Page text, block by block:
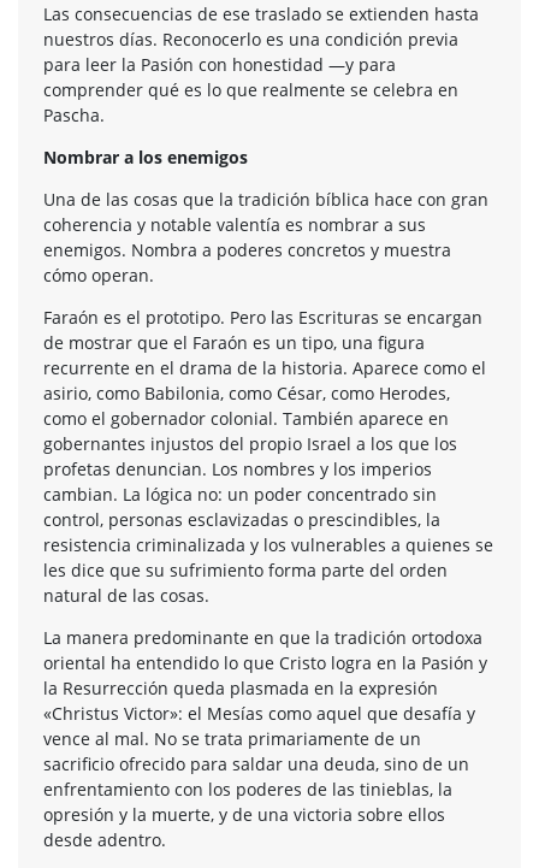
Las consecuencias de ese traslado se extienden hasta
nuestros días. Reconocerlo es una condición previa
para leer la Pasión con honestidad —y para
comprender qué es lo que realmente se celebra en
Pascha.
Nombrar a los enemigos
Una de las cosas que la tradición bíblica hace con gran
coherencia y notable valentía es nombrar a sus
enemigos. Nombra a poderes concretos y muestra
cómo operan.
Faraón es el prototipo. Pero las Escrituras se encargan
de mostrar que el Faraón es un tipo, una figura
recurrente en el drama de la historia. Aparece como el
asirio, como Babilonia, como César, como Herodes,
como el gobernador colonial. También aparece en
gobernantes injustos del propio Israel a los que los
profetas denuncian. Los nombres y los imperios
cambian. La lógica no: un poder concentrado sin
control, personas esclavizadas o prescindibles, la
resistencia criminalizada y los vulnerables a quienes se
les dice que su sufrimiento forma parte del orden
natural de las cosas.
La manera predominante en que la tradición ortodoxa
oriental ha entendido lo que Cristo logra en la Pasión y
la Resurrección queda plasmada en la expresión
«Christus Victor»: el Mesías como aquel que desafía y
vence al mal. No se trata primariamente de un
sacrificio ofrecido para saldar una deuda, sino de un
enfrentamiento con los poderes de las tinieblas, la
opresión y la muerte, y de una victoria sobre ellos
desde adentro.